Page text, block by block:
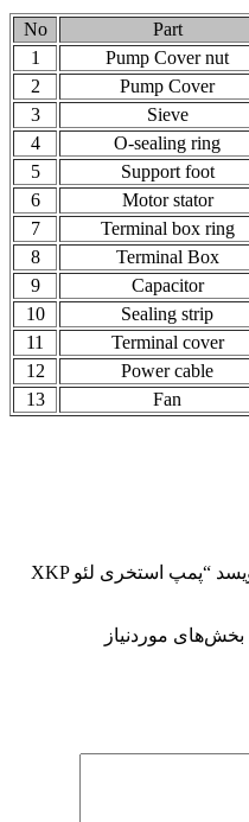
No Part
1
Pump Cover nut
2
Pump Cover
3
Sieve
4
O-sealing ring
5
Support foot
6
Motor stator
7
Terminal box ring
8
Terminal Box
9
Capacitor
10
Sealing strip
11
Terminal cover
12
Power cable
13
Fan
اولین کسی باشید که دیدگاهی می نویسد “پمپ استخری لئو XKP
بخش‌های موردنیاز